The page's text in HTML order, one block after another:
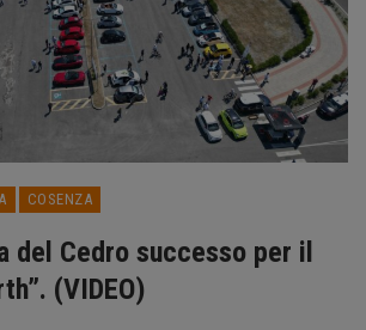
COSENZA
del Cedro successo per il
(VIDEO)